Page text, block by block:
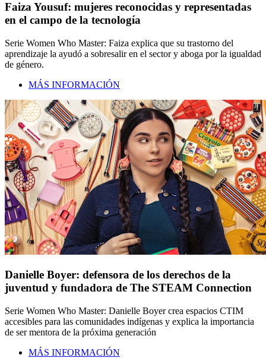
Faiza Yousuf: mujeres reconocidas y representadas
en el campo de la tecnología
Serie Women Who Master: Faiza explica que su trastorno del
aprendizaje la ayudó a sobresalir en el sector y aboga por la igualdad
de género.
MÁS INFORMACIÓN
Danielle Boyer: defensora de los derechos de la
juventud y fundadora de The STEAM Connection
Serie Women Who Master: Danielle Boyer crea espacios CTIM
accesibles para las comunidades indígenas y explica la importancia
de ser mentora de la próxima generación
MÁS INFORMACIÓN